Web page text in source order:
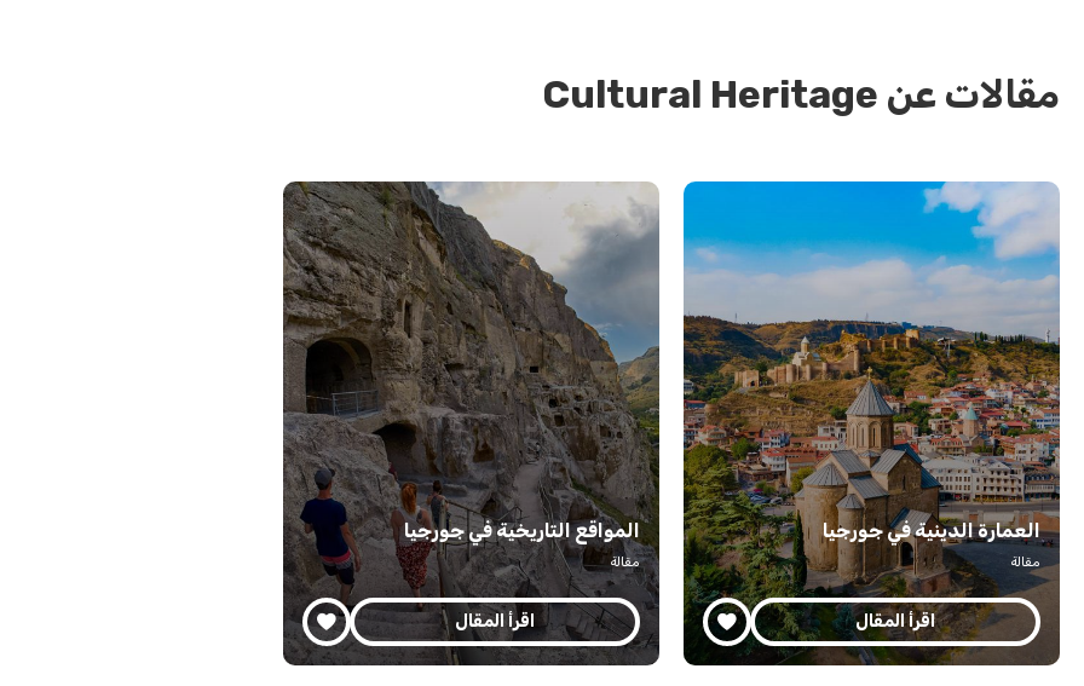
مقالات عن Cultural Heritage
العمارة الدينية في جورجيا
مقالة
اقرأ المقال
المواقع التاريخية في جورجيا
مقالة
اقرأ المقال